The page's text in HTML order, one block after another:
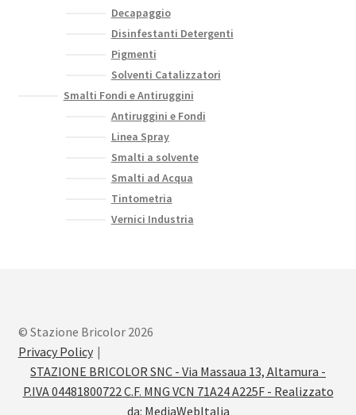
Decapaggio
Disinfestanti Detergenti
Pigmenti
Solventi Catalizzatori
Smalti Fondi e Antiruggini
Antiruggini e Fondi
Linea Spray
Smalti a solvente
Smalti ad Acqua
Tintometria
Vernici Industria
© Stazione Bricolor 2026
Privacy Policy
STAZIONE BRICOLOR SNC - Via Massaua 13, Altamura -
P.IVA 04481800722 C.F. MNG VCN 71A24 A225F - Realizzato
da: MediaWebItalia